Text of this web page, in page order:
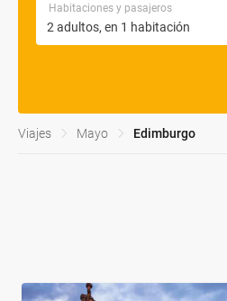
Habitaciones y pasajeros
Viajes Mayo Edimburgo